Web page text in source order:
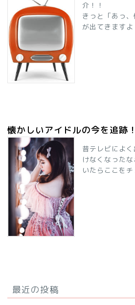
介！！
きっと「あっ
が出てきますよ
懐かしいアイドルの今を追跡！
昔テレビによ
けなくなった
いたらここをチ
最近の投稿